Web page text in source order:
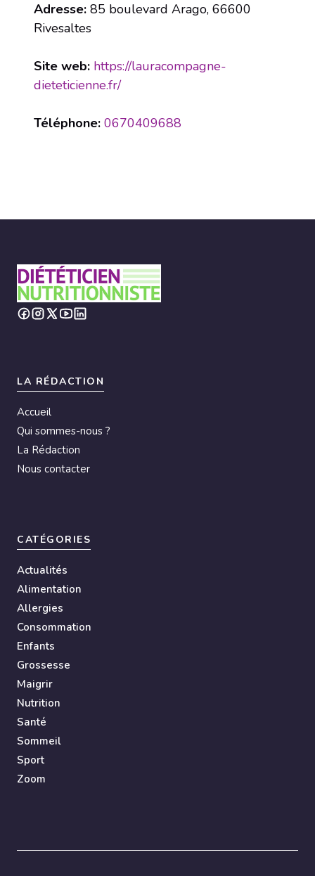
Adresse: 85 boulevard Arago, 66600
Rivesaltes
Site web: https://lauracompagne-
dieteticienne.fr/
Téléphone: 0670409688
LA RÉDACTION
Accueil
Qui sommes-nous ?
La Rédaction
Nous contacter
CATÉGORIES
Actualités
Alimentation
Allergies
Consommation
Enfants
Grossesse
Maigrir
Nutrition
Santé
Sommeil
Sport
Zoom